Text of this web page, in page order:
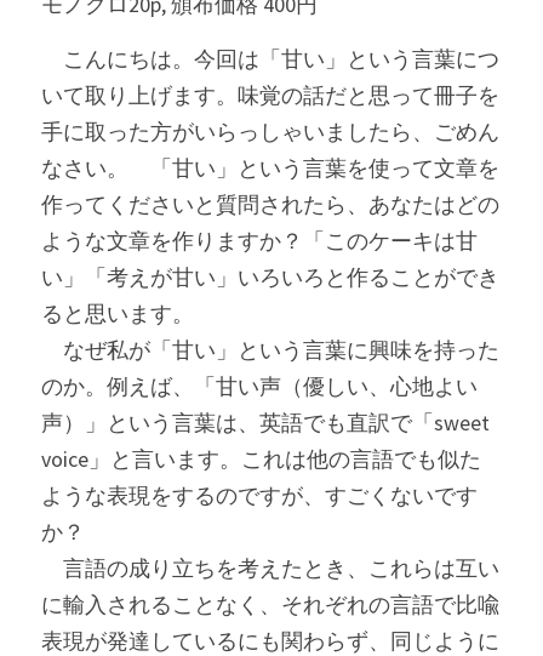
こんにちは。今回は「甘い」という言葉につ
いて取り上げます。味覚の話だと思って冊子を
手に取った方がいらっしゃいましたら、ごめん
なさい。　「甘い」という言葉を使って文章を
作ってくださいと質問されたら、あなたはどの
ような文章を作りますか？「このケーキは甘
い」「考えが甘い」いろいろと作ることができ
ると思います。
なぜ私が「甘い」という言葉に興味を持った
のか。例えば、「甘い声（優しい、心地よい
声）」という言葉は、英語でも直訳で「sweet
voice」と言います。これは他の言語でも似た
ような表現をするのですが、すごくないです
か？
言語の成り立ちを考えたとき、これらは互い
に輸入されることなく、それぞれの言語で比喩
表現が発達しているにも関わらず、同じように